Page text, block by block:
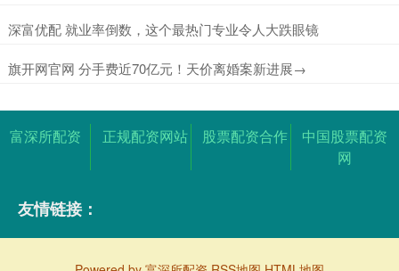
​深富优配 就业率倒数，这个最热门专业令人大跌眼镜
​旗开网官网 分手费近70亿元！天价离婚案新进展→
富深所配资 正规配资网站 股票配资合作
中国股票配资
网
友情链接：